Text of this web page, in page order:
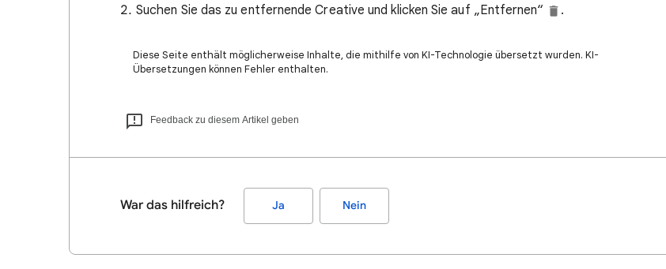
Suchen Sie das zu entfernende Creative und klicken Sie auf „Entfernen“
.
Diese Seite enthält möglicherweise Inhalte, die mithilfe von KI-Technologie übersetzt wurden. KI-
Übersetzungen können Fehler enthalten.
Feedback zu diesem Artikel geben
War das hilfreich? Ja Nein